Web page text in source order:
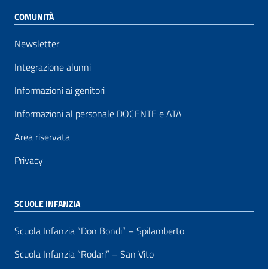
COMUNITÀ
Newsletter
Integrazione alunni
Informazioni ai genitori
Informazioni al personale DOCENTE e ATA
Area riservata
Privacy
SCUOLE INFANZIA
Scuola Infanzia “Don Bondi” – Spilamberto
Scuola Infanzia “Rodari” – San Vito